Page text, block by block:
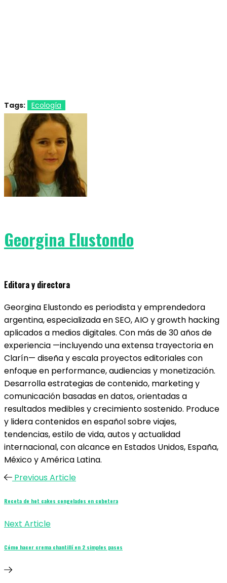
Tags: Ecología
Georgina Elustondo
Editora y directora
Georgina Elustondo es periodista y emprendedora
argentina, especializada en SEO, AIO y growth hacking
aplicados a medios digitales. Con más de 30 años de
experiencia —incluyendo una extensa trayectoria en
Clarín— diseña y escala proyectos editoriales con
enfoque en performance, audiencias y monetización.
Desarrolla estrategias de contenido, marketing y
comunicación basadas en datos, orientadas a
resultados medibles y crecimiento sostenido. Produce
y lidera contenidos en español sobre viajes,
tendencias, estilo de vida, autos y actualidad
internacional, con alcance en Estados Unidos, España,
México y América Latina.
Previous Article
Receta de hot cakes congelados en cubetera
Next Article
Cómo hacer crema chantillí en 2 simples pasos